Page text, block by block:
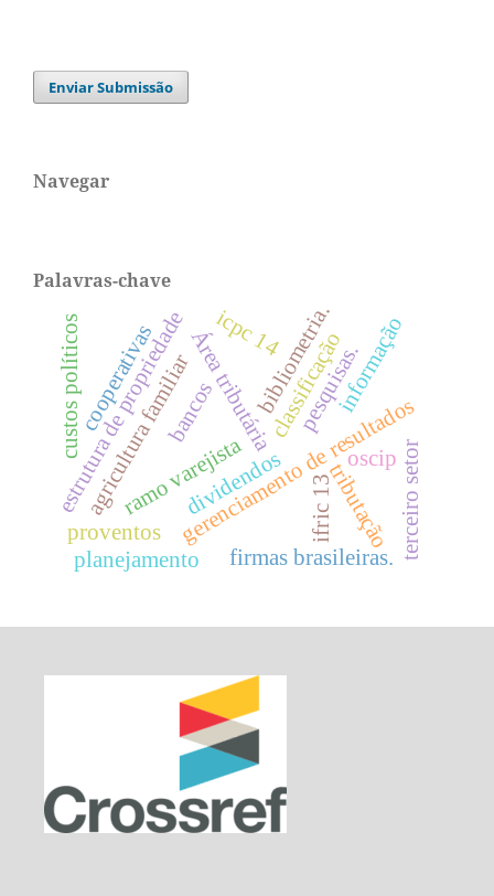
Enviar Submissão
Navegar
Palavras-chave
classificação
Área tributária
tributação
gerenciamento de resultados
estrutura de propriedade
firmas brasileiras.
agricultura familiar bibliometria.
bancos pesquisas.
terceiro setor
oscip
ramo varejista
custos políticos
ifric 13
planejamento
icpc 14
cooperativas
dividendos
proventos
informação